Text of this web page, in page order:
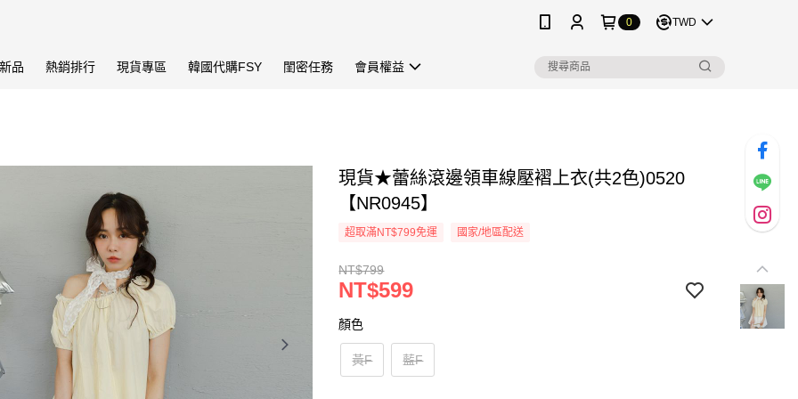
0 TWD
品 熱銷排行 現貨專區 韓國代購FSY 閨密任務 會員權益
現貨★蕾絲滾邊領車線壓褶上衣(共2色)0520
【NR0945】
超取滿NT$799免運 國家/地區配送
NT$799
NT$599
顏色
黃F 藍F